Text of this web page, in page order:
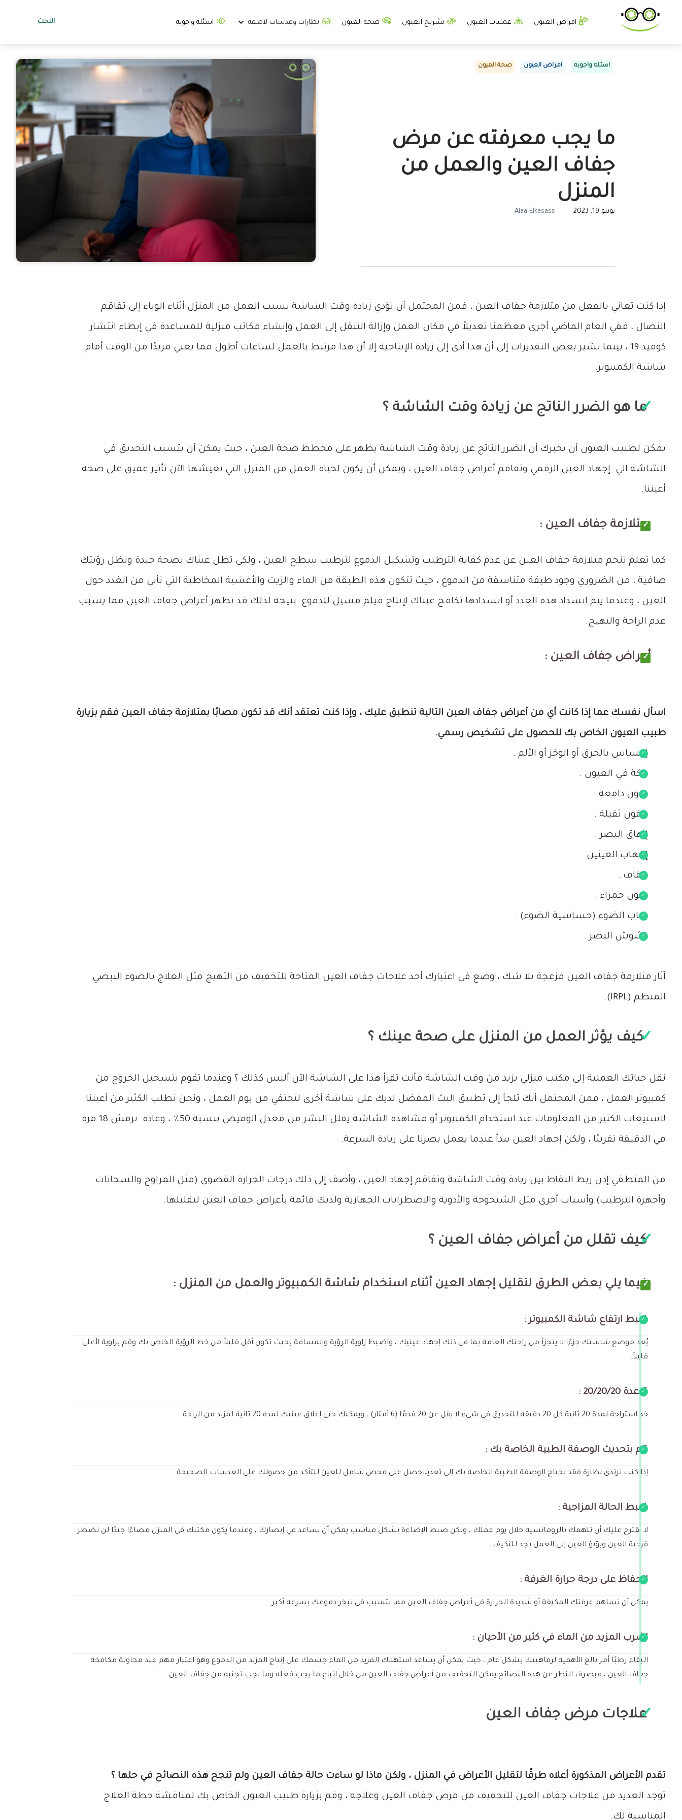
امراض العيون عمليات العيون تشريح العيون صحة العيون نظارات وعدسات لاصقه اسئله واجوبه البحث
اسئله واجوبه امراض العيون صحة العيون
ما يجب معرفته عن مرض
جفاف العين والعمل من
المنزل
يونيو 19, 2023 Alaa Elkasass
إذا كنت تعاني بالفعل من متلازمة جفاف العين ، فمن المحتمل أن تؤدي زيادة وقت الشاشة بسبب العمل من المنزل أثناء الوباء إلى تفاقم
النضال ، ففي العام الماضي أجرى معظمنا تعديلاً في مكان العمل وإزالة التنقل إلى العمل وإنشاء مكاتب منزلية للمساعدة في إبطاء انتشار
كوفيد 19 ، بينما تشير بعض التقديرات إلى أن هذا أدى إلى زيادة الإنتاجية إلا أن هذا مرتبط بالعمل لساعات أطول مما يعني مزيدًا من الوقت أمام
شاشة الكمبيوتر.
ما هو الضرر الناتج عن زيادة وقت الشاشة ؟
يمكن لطبيب العيون أن يخبرك أن الضرر الناتج عن زيادة وقت الشاشة يظهر على مخطط صحة العين ، حيث يمكن أن يتسبب التحديق في
الشاشة الي إجهاد العين الرقمي وتفاقم أعراض جفاف العين ، ويمكن أن يكون لحياة العمل من المنزل التي نعيشها الآن تأثير عميق على صحة
أعيننا.
متلازمة جفاف العين :
كما تعلم تنجم متلازمة جفاف العين عن عدم كفاية الترطيب وتشكيل الدموع لترطيب سطح العين ، ولكي تظل عيناك بصحة جيدة وتظل رؤيتك
صافية ، من الضروري وجود طبقة متناسقة من الدموع ، حيث تتكون هذه الطبقة من الماء والزيت والأغشية المخاطية التي تأتي من الغدد حول
العين ، وعندما يتم انسداد هذه الغدد أو انسدادها تكافح عيناك لإنتاج فيلم مسيل للدموع. نتيجة لذلك قد تظهر أعراض جفاف العين مما يسبب
عدم الراحة والتهيج.
أعراض جفاف العين :
اسأل نفسك عما إذا كانت أي من أعراض جفاف العين التالية تنطبق عليك ، وإذا كنت تعتقد أنك قد تكون مصابًا بمتلازمة جفاف العين فقم بزيارة
طبيب العيون الخاص بك للحصول على تشخيص رسمي.
إحساس بالحرق أو الوخز أو الألم .
حكة في العيون .
عيون دامعة .
جفون ثقيلة .
إرهاق البصر .
إلتهاب العينين .
جفاف .
عيون حمراء .
رهاب الضوء (حساسية الضوء) .
تشوش البصر .
آثار متلازمة جفاف العين مزعجة بلا شك ، وضع في اعتبارك أحد علاجات جفاف العين المتاحة للتخفيف من التهيج مثل العلاج بالضوء النبضي
المنظم (IRPL).
كيف يؤثر العمل من المنزل على صحة عينك ؟
نقل حياتك العملية إلى مكتب منزلي يزيد من وقت الشاشة فأنت تقرأ هذا على الشاشة الآن أليس كذلك ؟ وعندما تقوم بتسجيل الخروج من
كمبيوتر العمل ، فمن المحتمل أنك تلجأ إلى تطبيق البث المفضل لديك على شاشة أخرى لتختفي من يوم العمل ، ونحن نطلب الكثير من أعيننا
لاستيعاب الكثير من المعلومات عند استخدام الكمبيوتر أو مشاهدة الشاشة يقلل البشر من معدل الوميض بنسبة 50٪ ، وعادة نرمش 18 مرة
في الدقيقة تقريبًا ، ولكن إجهاد العين يبدأ عندما يعمل بصرنا على زيادة السرعة.
من المنطقي إذن ربط النقاط بين زيادة وقت الشاشة وتفاقم إجهاد العين ، وأضف إلى ذلك درجات الحرارة القصوى (مثل المراوح والسخانات
وأجهزة الترطيب) وأسباب أخرى مثل الشيخوخة والأدوية والاضطرابات الجهازية ولديك قائمة بأعراض جفاف العين لتقليلها.
كيف تقلل من أعراض جفاف العين ؟
فيما يلي بعض الطرق لتقليل إجهاد العين أثناء استخدام شاشة الكمبيوتر والعمل من المنزل :
ضبط ارتفاع شاشة الكمبيوتر :
يُعد موضع شاشتك جزءًا لا يتجزأ من راحتك العامة بما في ذلك إجهاد عينيك ، واضبط زاوية الرؤية والمسافة بحيث تكون أقل قليلاً من خط الرؤية الخاص بك وقم بزاوية لأعلى
قليلاً.
قاعدة 20/20/20 :
خذ استراحة لمدة 20 ثانية كل 20 دقيقة للتحديق في شيء لا يقل عن 20 قدمًا (6 أمتار) ، ويمكنك حتى إغلاق عينيك لمدة 20 ثانية لمزيد من الراحة.
قم بتحديث الوصفة الطبية الخاصة بك :
إذا كنت ترتدي نظارة فقد تحتاج الوصفة الطبية الخاصة بك إلى تعديلاحصل على فحص شامل للعين للتأكد من حصولك على العدسات الصحيحة.
ضبط الحالة المزاجية :
لا نقترح عليك أن تلهمك بالرومانسية خلال يوم عملك ، ولكن ضبط الإضاءة بشكل مناسب يمكن أن يساعد في إبصارك ، وعندما يكون مكتبك في المنزل مضاءًا جيدًا لن تضطر
قزحية العين وبؤبؤ العين إلى العمل بجد للتكيف.
الحفاظ على درجة حرارة الغرفة :
يمكن أن تساهم غرفتك المكيفة أو شديدة الحرارة في أعراض جفاف العين مما يتسبب في تبخر دموعك بسرعة أكبر.
اشرب المزيد من الماء في كثير من الأحيان :
البقاء رطبًا أمر بالغ الأهمية لرفاهيتك بشكل عام ، حيث يمكن أن يساعد استهلاك المزيد من الماء جسمك على إنتاج المزيد من الدموع وهو اعتبار مهم عند محاولة مكافحة
جفاف العين ، فبصرف النظر عن هذه النصائح يمكن التخفيف من أعراض جفاف العين من خلال اتباع ما يجب فعله وما يجب تجنبه من جفاف العين.
علاجات مرض جفاف العين
تقدم الأعراض المذكورة أعلاه طرقًا لتقليل الأعراض في المنزل ، ولكن ماذا لو ساءت حالة جفاف العين ولم تنجح هذه النصائح في حلها ؟
توجد العديد من علاجات جفاف العين للتخفيف من مرض جفاف العين وعلاجه ، وقم بزيارة طبيب العيون الخاص بك لمناقشة خطة العلاج
المناسبة لك.